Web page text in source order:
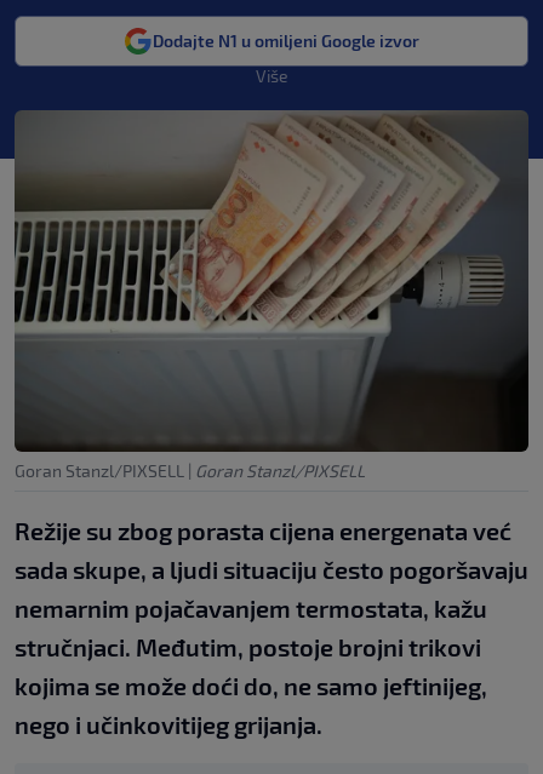
Dodajte N1 u omiljeni Google izvor
Više
Goran Stanzl/PIXSELL | Goran Stanzl/PIXSELL
Režije su zbog porasta cijena energenata već
sada skupe, a ljudi situaciju često pogoršavaju
nemarnim pojačavanjem termostata, kažu
stručnjaci. Međutim, postoje brojni trikovi
kojima se može doći do, ne samo jeftinijeg,
nego i učinkovitijeg grijanja.